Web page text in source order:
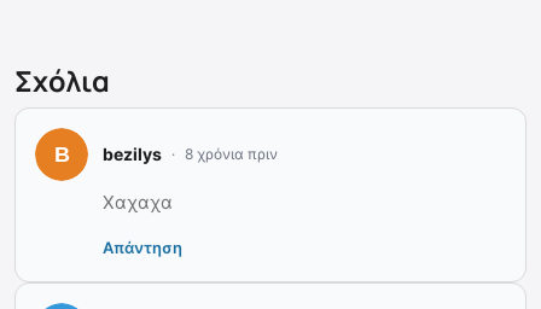
Σχόλια
bezilys 8 χρόνια πριν
Χαχαχα
Απάντηση